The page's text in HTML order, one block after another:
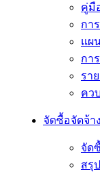
คู่มื
กา
แผ
กา
รา
คว
จัดซื้อจัดจ้าง
จัด
สรุ